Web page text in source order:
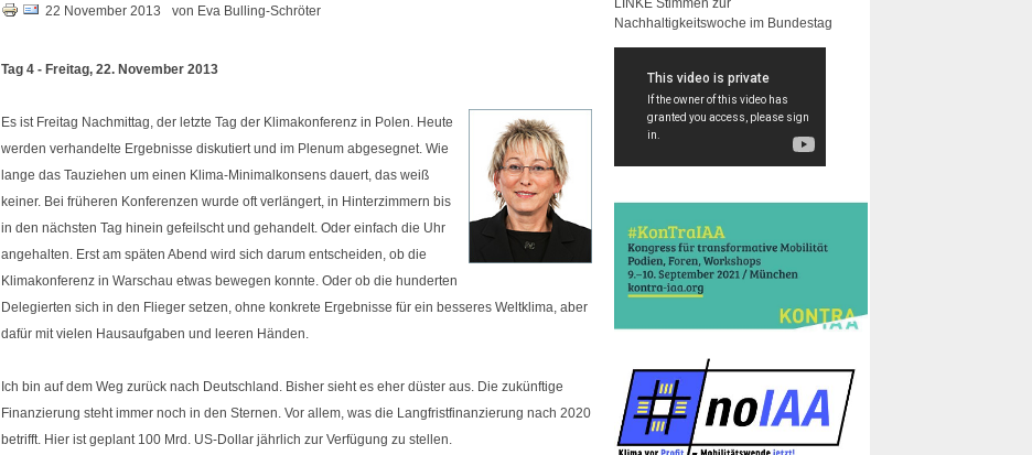
22 November 2013 von Eva Bulling-Schröter
Tag 4 - Freitag, 22. November 2013
Es ist Freitag Nachmittag, der letzte Tag der Klimakonferenz in Polen. Heute
werden verhandelte Ergebnisse diskutiert und im Plenum abgesegnet. Wie
lange das Tauziehen um einen Klima-Minimalkonsens dauert, das weiß
keiner. Bei früheren Konferenzen wurde oft verlängert, in Hinterzimmern bis
in den nächsten Tag hinein gefeilscht und gehandelt. Oder einfach die Uhr
angehalten. Erst am späten Abend wird sich darum entscheiden, ob die
Klimakonferenz in Warschau etwas bewegen konnte. Oder ob die hunderten
Delegierten sich in den Flieger setzen, ohne konkrete Ergebnisse für ein besseres Weltklima, aber
dafür mit vielen Hausaufgaben und leeren Händen.
Ich bin auf dem Weg zurück nach Deutschland. Bisher sieht es eher düster aus. Die zukünftige
Finanzierung steht immer noch in den Sternen. Vor allem, was die Langfristfinanzierung nach 2020
betrifft. Hier ist geplant 100 Mrd. US-Dollar jährlich zur Verfügung zu stellen.
LINKE Stimmen zur
Nachhaltigkeitswoche im Bundestag